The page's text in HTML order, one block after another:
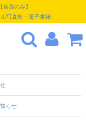
員のみ】
写真集・電子書籍
らせ